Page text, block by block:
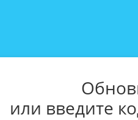
или введите